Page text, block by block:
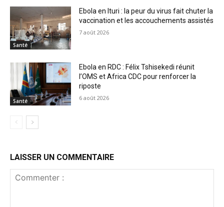
Santé
Ebola en Ituri : la peur du virus fait chuter la
vaccination et les accouchements assistés
7 août 2026
Santé
Ebola en RDC : Félix Tshisekedi réunit
l’OMS et Africa CDC pour renforcer la
riposte
6 août 2026
LAISSER UN COMMENTAIRE